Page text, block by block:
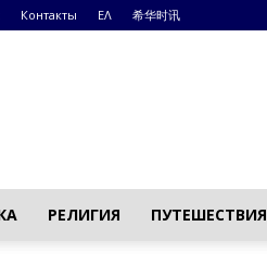
Контакты ΕΛ 希华时讯
РЕЛИГИЯ ПУТЕШЕСТВИЯ